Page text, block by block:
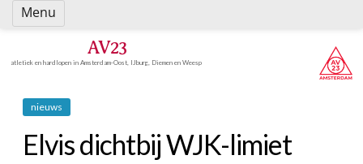
Spring
naar
AV23
atletiek en hardlopen in Amsterdam-Oost, IJburg, Diemen en Weesp
nieuws
Elvis dichtbij WJK-limiet
Menu